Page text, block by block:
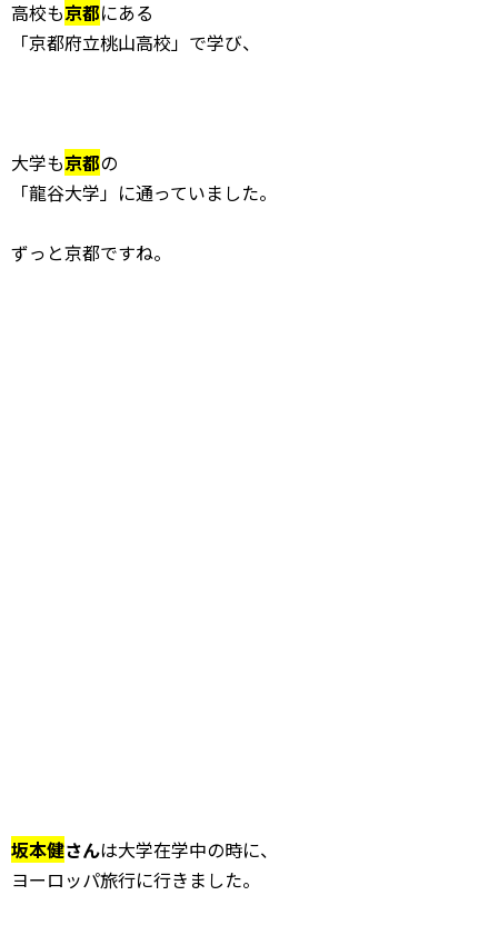
高校も京都にある
「京都府立桃山高校」で学び、
大学も京都の
「龍谷大学」に通っていました。
ずっと京都ですね。
坂本健さんは大学在学中の時に、
ヨーロッパ旅行に行きました。